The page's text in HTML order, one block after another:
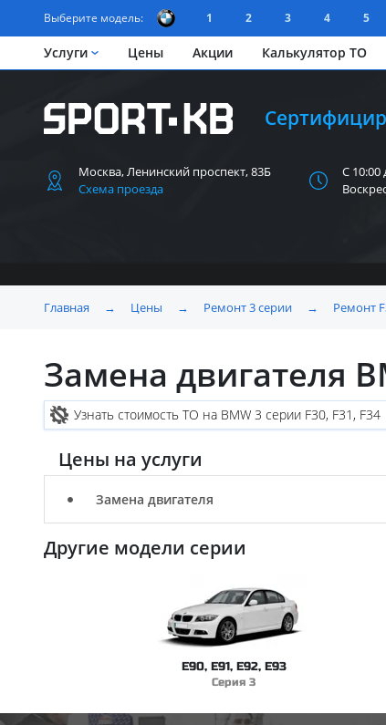
Выберите модель: 1 2 3 4 5
Услуги Цены Акции Калькулятор ТО
Москва, Ленинский проспект, 83Б
Схема проезда
С 10:00
Главная → Цены → Ремонт 3 серии → Ремонт
Замена двигателя
Узнать стоимость ТО на BMW 3 серии F30, F31, F34
Цены на услуги
Замена двигателя
Другие модели серии
E90, E91, E92, E93
Серия 3